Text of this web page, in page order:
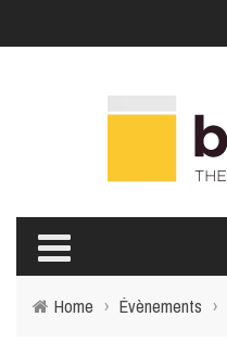
Home › Évènements ›